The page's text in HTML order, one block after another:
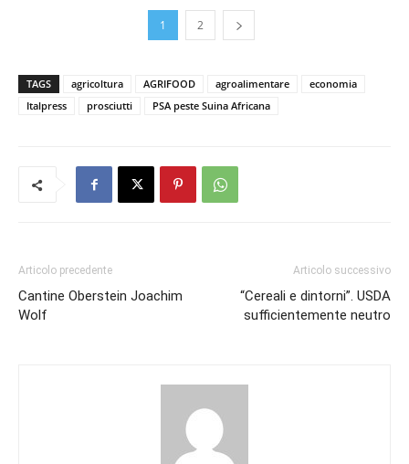
1 2
TAGS agricoltura AGRIFOOD agroalimentare
economia
Italpress
prosciutti PSA peste Suina Africana
Articolo precedente
Cantine Oberstein Joachim
Wolf
Articolo successivo
“Cereali e dintorni”. USDA
sufficientemente neutro